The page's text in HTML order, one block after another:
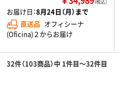
（税込）
お届け日：8月24日（月）まで
直送品 オフィシーナ
(Oficina)２からお届け
32件（103商品）中 1件目～32件目